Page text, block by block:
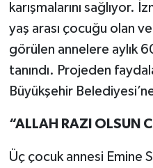
karışmalarını sağlıyor.
yaş arası çocuğu olan
görülen annelere aylık
tanındı. Projeden
Büyükşehir
“ALLAH RAZI OLSUN
Üç çocuk annesi Emine